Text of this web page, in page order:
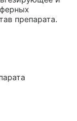
препарата.